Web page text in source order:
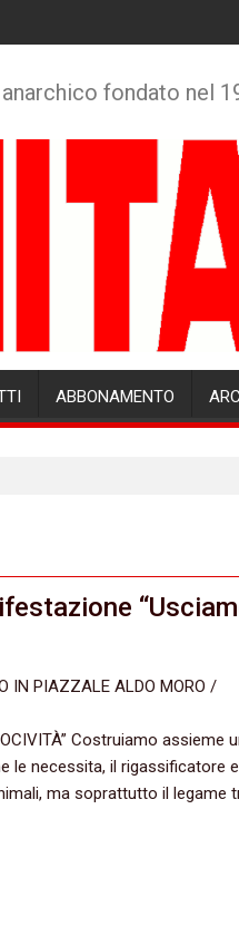
fondato nel
ABBONAMENTO
IN PIAZZALE ALDO MORO /
Costruiamo
necessita, il rigassificatore
ma soprattutto il legame